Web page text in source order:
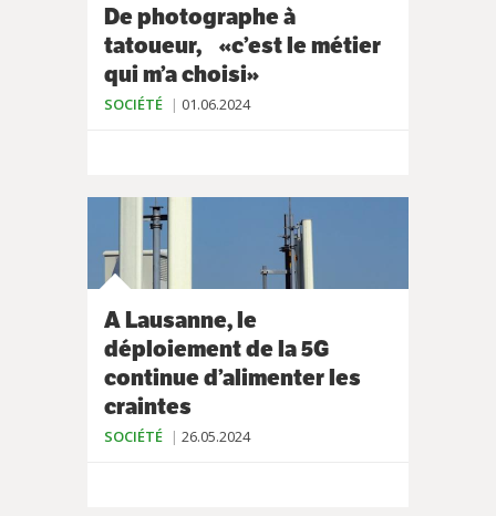
De photographe à
tatoueur, «c’est le métier
qui m’a choisi»
SOCIÉTÉ 01.06.2024
A Lausanne, le
déploiement de la 5G
continue d’alimenter les
craintes
SOCIÉTÉ 26.05.2024